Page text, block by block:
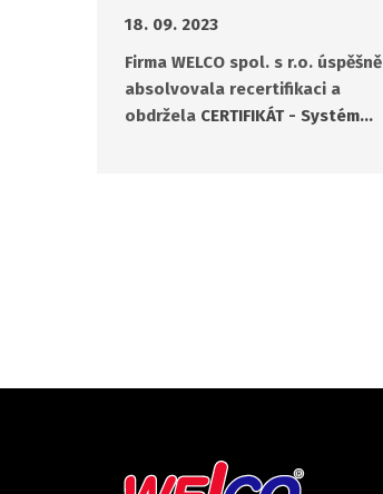
18. 09. 2023
Firma WELCO spol. s r.o. úspěšně
absolvovala recertifikaci a
obdržela CERTIFIKÁT - Systém…